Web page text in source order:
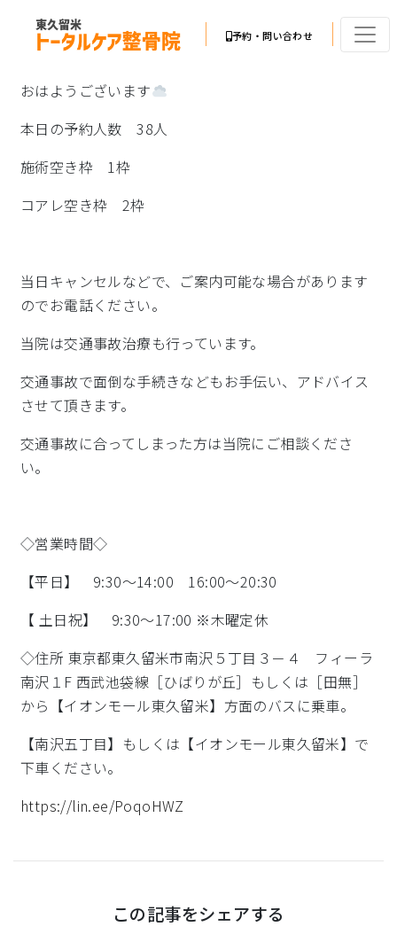
予約・問い合わせ
おはようございます
本日の予約人数 38人
施術空き枠 1枠
コアレ空き枠 2枠
当日キャンセルなどで、ご案内可能な場合があります
のでお電話ください。
当院は交通事故治療も行っています。
交通事故で面倒な手続きなどもお手伝い、アドバイス
させて頂きます。
交通事故に合ってしまった方は当院にご相談くださ
い。
◇営業時間◇
【平日】 9:30～14:00 16:00～20:30
【 土日祝】 9:30～17:00 ※木曜定休
◇住所 東京都東久留米市南沢５丁目３－４ フィーラ
南沢１F 西武池袋線［ひばりが丘］もしくは［田無］
から【イオンモール東久留米】方面のバスに乗車。
【南沢五丁目】もしくは【イオンモール東久留米】で
下車ください。
https://lin.ee/PoqoHWZ
この記事をシェアする